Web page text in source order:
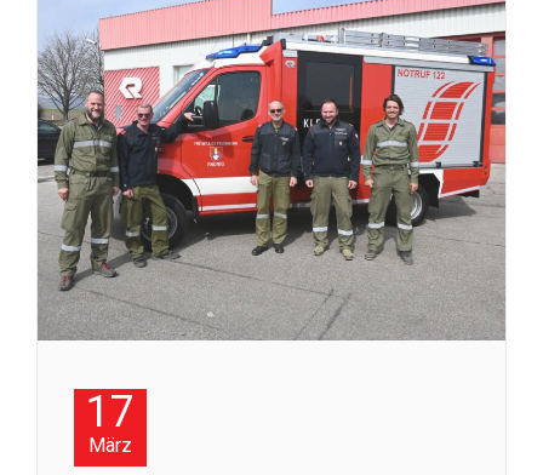
17
März